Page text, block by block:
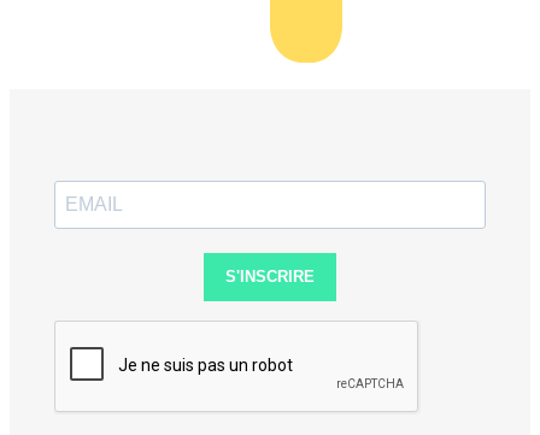
S'INSCRIRE